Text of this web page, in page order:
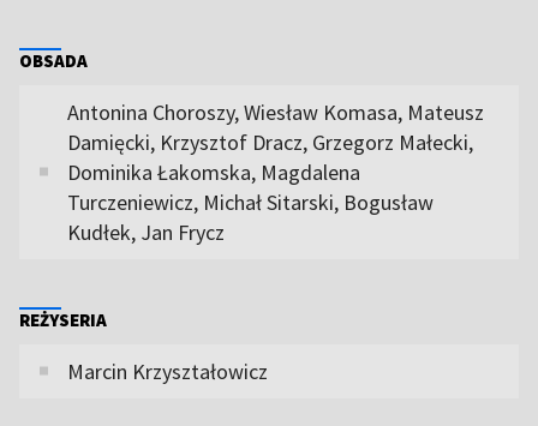
OBSADA
Antonina Choroszy, Wiesław Komasa, Mateusz
Damięcki, Krzysztof Dracz, Grzegorz Małecki,
Dominika Łakomska, Magdalena
Turczeniewicz, Michał Sitarski, Bogusław
Kudłek, Jan Frycz
REŻYSERIA
Marcin Krzyształowicz